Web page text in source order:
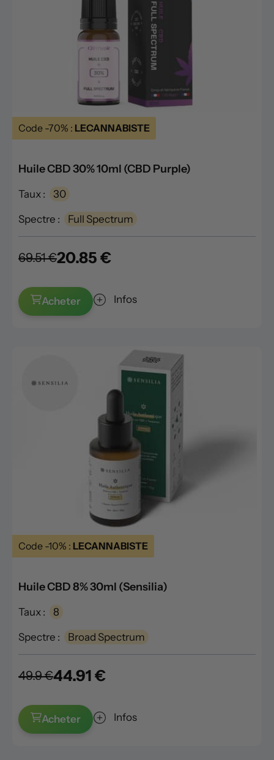
Code -70% : LECANNABISTE
Huile CBD 30% 10ml (CBD Purple)
Taux : 30
Spectre : Full Spectrum
69.51 €20.85 €
Acheter Infos
Code -10% : LECANNABISTE
Huile CBD 8% 30ml (Sensilia)
Taux : 8
Spectre : Broad Spectrum
49.9 €44.91 €
Acheter Infos